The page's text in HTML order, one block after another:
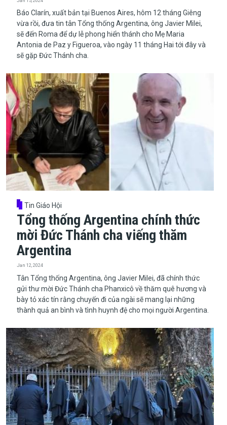
​​​​​​​Báo Clarín, xuất bản tại Buenos Aires, hôm 12 tháng Giêng
vừa rồi, đưa tin tân Tổng thống Argentina, ông Javier Milei,
sẽ đến Roma để dự lễ phong hiển thánh cho Mẹ Maria
Antonia de Paz y Figueroa, vào ngày 11 tháng Hai tới đây và
sẽ gặp Đức Thánh cha.
Tin Giáo Hội
Tổng thống Argentina chính thức
mời Đức Thánh cha viếng thăm
Argentina
Jan 12, 2024
​​​​​​​Tân Tổng thống Argentina, ông Javier Milei, đã chính thức
gửi thư mời Đức Thánh cha Phanxicô về thăm quê hương và
bày tỏ xác tín rằng chuyến đi của ngài sẽ mang lại những
thành quả an bình và tình huynh đệ cho mọi người Argentina.